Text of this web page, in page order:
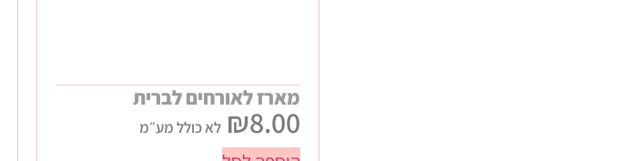
מארז לאורחים לברית
₪8.00 לא כולל מע״מ